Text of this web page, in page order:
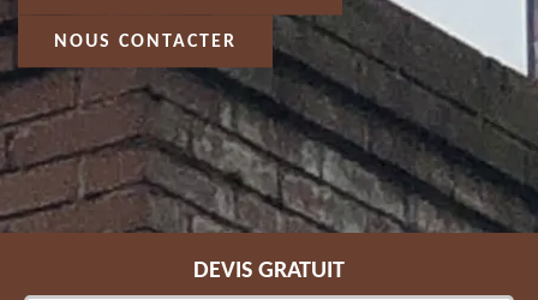
NOUS CONTACTER
DEVIS GRATUIT